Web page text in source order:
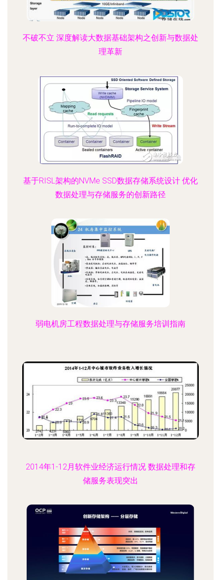
不破不立 深度解读大数据基础架构之创新与数据处
理革新
基于RISL架构的NVMe SSD数据存储系统设计 优化
数据处理与存储服务的创新路径
弱电机房工程数据处理与存储服务培训指南
2014年1-12月软件业经济运行情况 数据处理和存
储服务表现突出